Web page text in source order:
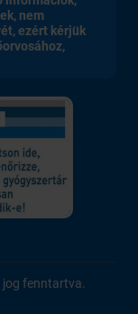
nem
ezért kérjük
fenntartva.